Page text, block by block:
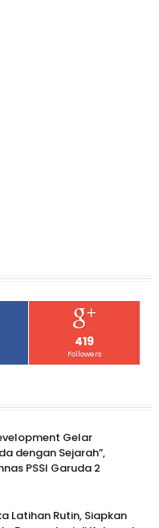
419
Followers
Gelar
dengan Sejarah”,
PSSI Garuda 2
Latihan Rutin, Siapkan